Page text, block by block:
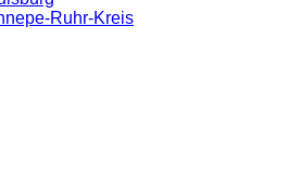
Ruhr-Kreis